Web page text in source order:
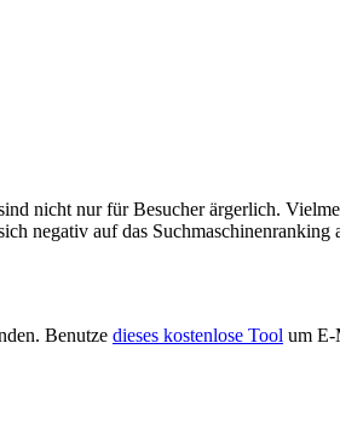
nicht nur für Besucher ärgerlich.
negativ auf das
Benutze dieses kostenlose Tool um E-